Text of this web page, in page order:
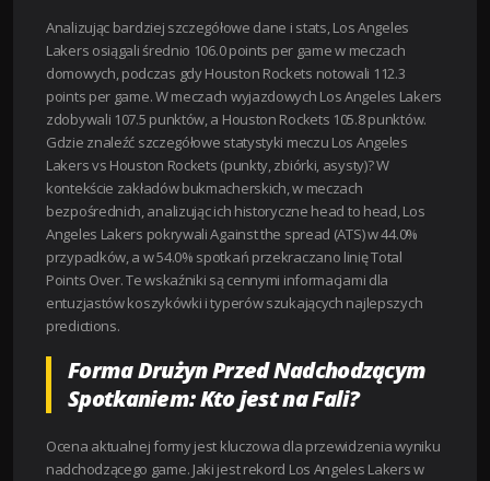
Analizując bardziej szczegółowe dane i stats, Los Angeles
Lakers osiągali średnio 106.0 points per game w meczach
domowych, podczas gdy Houston Rockets notowali 112.3
points per game. W meczach wyjazdowych Los Angeles Lakers
zdobywali 107.5 punktów, a Houston Rockets 105.8 punktów.
Gdzie znaleźć szczegółowe statystyki meczu Los Angeles
Lakers vs Houston Rockets (punkty, zbiórki, asysty)? W
kontekście zakładów bukmacherskich, w meczach
bezpośrednich, analizując ich historyczne head to head, Los
Angeles Lakers pokrywali Against the spread (ATS) w 44.0%
przypadków, a w 54.0% spotkań przekraczano linię Total
Points Over. Te wskaźniki są cennymi informacjami dla
entuzjastów koszykówki i typerów szukających najlepszych
predictions.
Forma Drużyn Przed Nadchodzącym
Spotkaniem: Kto jest na Fali?
Ocena aktualnej formy jest kluczowa dla przewidzenia wyniku
nadchodzącego game. Jaki jest rekord Los Angeles Lakers w